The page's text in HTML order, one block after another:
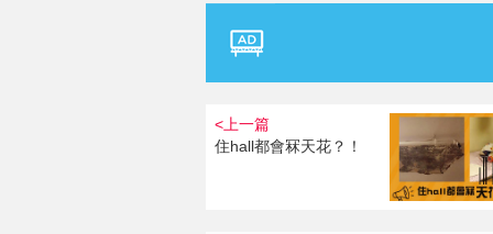
<上一篇
住hall都會冧天花？！